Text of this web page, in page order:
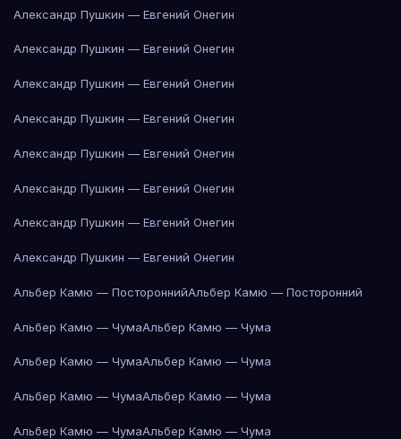
Александр Пушкин — Евгений Онегин
Александр Пушкин — Евгений Онегин
Александр Пушкин — Евгений Онегин
Александр Пушкин — Евгений Онегин
Александр Пушкин — Евгений Онегин
Александр Пушкин — Евгений Онегин
Александр Пушкин — Евгений Онегин
Александр Пушкин — Евгений Онегин
Альбер Камю — ПостороннийАльбер Камю — Посторонний
Альбер Камю — ЧумаАльбер Камю — Чума
Альбер Камю — ЧумаАльбер Камю — Чума
Альбер Камю — ЧумаАльбер Камю — Чума
Альбер Камю — ЧумаАльбер Камю — Чума